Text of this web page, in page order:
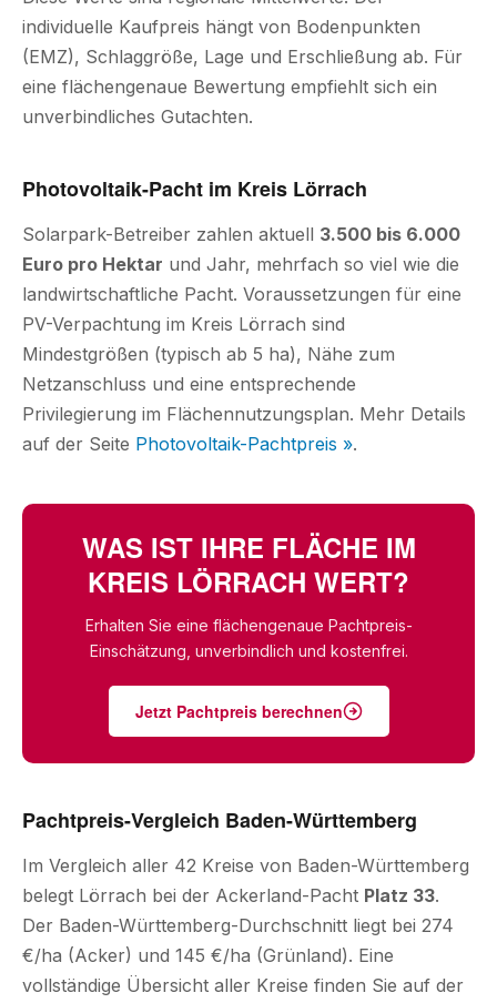
individuelle Kaufpreis hängt von Bodenpunkten
(EMZ), Schlaggröße, Lage und Erschließung ab. Für
eine flächengenaue Bewertung empfiehlt sich ein
unverbindliches Gutachten.
Photovoltaik-Pacht im Kreis Lörrach
Solarpark-Betreiber zahlen aktuell 3.500 bis 6.000
Euro pro Hektar und Jahr, mehrfach so viel wie die
landwirtschaftliche Pacht. Voraussetzungen für eine
PV-Verpachtung im Kreis Lörrach sind
Mindestgrößen (typisch ab 5 ha), Nähe zum
Netzanschluss und eine entsprechende
Privilegierung im Flächennutzungsplan. Mehr Details
auf der Seite Photovoltaik-Pachtpreis ».
WAS IST IHRE FLÄCHE IM
KREIS LÖRRACH WERT?
Erhalten Sie eine flächengenaue Pachtpreis-
Einschätzung, unverbindlich und kostenfrei.
Jetzt Pachtpreis berechnen
Pachtpreis-Vergleich Baden-Württemberg
Im Vergleich aller 42 Kreise von Baden-Württemberg
belegt Lörrach bei der Ackerland-Pacht Platz 33.
Der Baden-Württemberg-Durchschnitt liegt bei 274
€/ha (Acker) und 145 €/ha (Grünland). Eine
vollständige Übersicht aller Kreise finden Sie auf der